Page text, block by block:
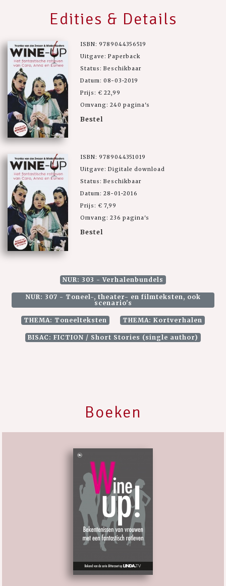
Edities & Details
ISBN: 9789044356519
Uitgave: Paperback
Status: Beschikbaar
Datum: 08-03-2019
Prijs: € 22,99
Omvang: 240 pagina's
Bestel
ISBN: 9789044351019
Uitgave: Digitale download
Status: Beschikbaar
Datum: 28-01-2016
Prijs: € 7,99
Omvang: 236 pagina's
Bestel
NUR: 303 - Verhalenbundels
NUR: 307 - Toneel-, theater- en filmteksten, ook
scenario's
THEMA: Toneelteksten THEMA: Kortverhalen
BISAC: FICTION / Short Stories (single author)
Boeken